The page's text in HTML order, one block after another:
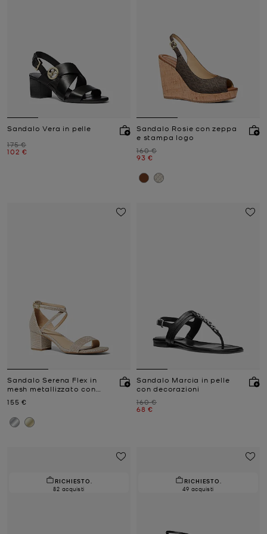
Sandalo Vera in pelle
Prezzo iniziale
175 €
Prezzo attuale
102 €
Sandalo Rosie con zeppa
e stampa logo
Prezzo iniziale
160 €
Prezzo attuale
93 €
Sandalo Serena Flex in
mesh metallizzato con
Prezzo attuale
155 €
Sandalo Marcia in pelle
con decorazioni
Prezzo iniziale
160 €
Prezzo attuale
68 €
RICHIESTO.
82 acquisti
RICHIESTO.
49 acquisti